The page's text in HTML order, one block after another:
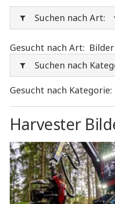
Suchen nach Art:
Gesucht nach Art: Bilder
Suchen nach
Gesucht nach Kategorie:
Harvester